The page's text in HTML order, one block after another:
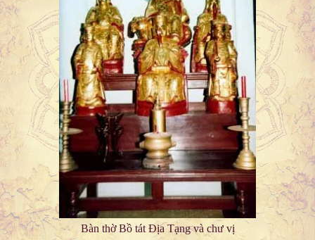
Bàn thờ Bồ tát Địa Tạng và chư vị